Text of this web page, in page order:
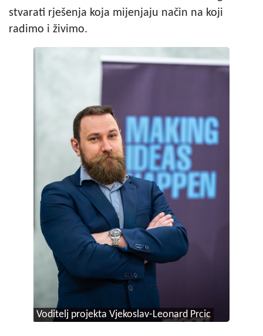
stvarati rješenja koja mijenjaju način na koji
radimo i živimo.
Voditelj projekta Vjekoslav-Leonard Prcic